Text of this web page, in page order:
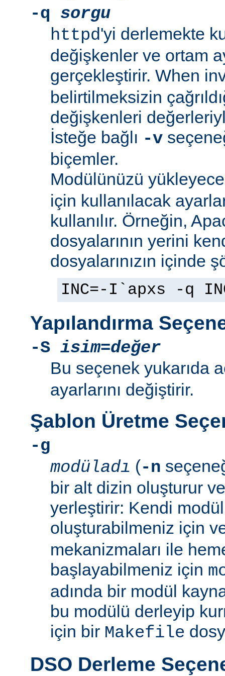
-q
sorgu
httpd'yi derlemekte
değişkenler ve ortam
gerçekleştirir. When
belirtilmeksizin
değişkenleri
İsteğe bağlı -v
biçemler.
Modülünüzü
için kullanılacak
kullanılır. Örneğin,
dosyalarının yerini
dosyalarınızın içinde
INC=-I`apxs -q
Yapılandırma
-S isim=değer
Bu seçenek yukarıda
ayarlarını değiştirir.
Şablon Üretme
-g
modüladı (-n
bir alt dizin oluşturur
yerleştirir: Kendi
oluşturabilmeniz için
mekanizmaları ile
başlayabilmeniz için
adında bir modül
bu modülü derleyip
için bir Makefile
DSO Derleme